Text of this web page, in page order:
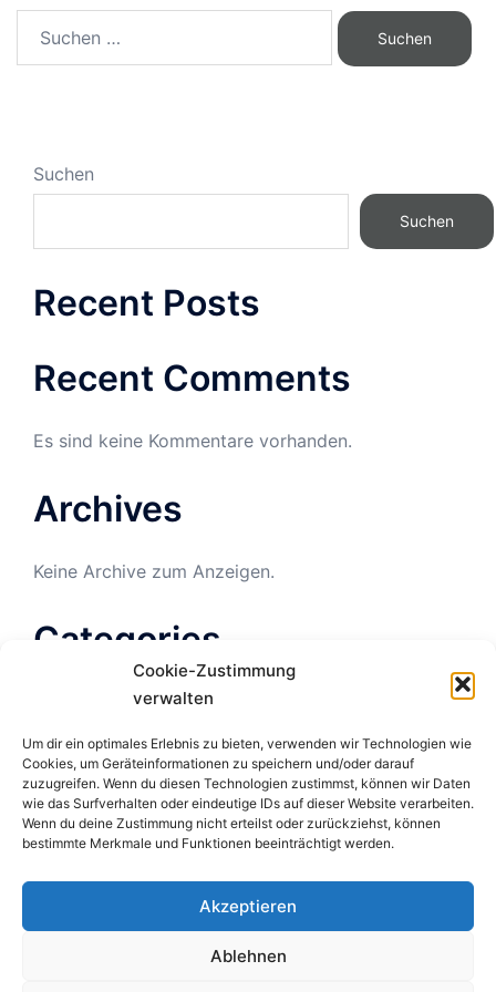
Cookie-Zustimmung
verwalten
Um dir ein optimales Erlebnis zu bieten, verwenden wir Technologien wie
Cookies, um Geräteinformationen zu speichern und/oder darauf
zuzugreifen. Wenn du diesen Technologien zustimmst, können wir Daten
wie das Surfverhalten oder eindeutige IDs auf dieser Website verarbeiten.
Wenn du deine Zustimmung nicht erteilst oder zurückziehst, können
bestimmte Merkmale und Funktionen beeinträchtigt werden.
Akzeptieren
Ablehnen
Suchen
Suchen
Recent Posts
Recent Comments
Es sind keine Kommentare vorhanden.
Archives
Keine Archive zum Anzeigen.
Categories
Keine Kategorien
Cookie-Richtlinie
Datenschutzerklärung
(EU)